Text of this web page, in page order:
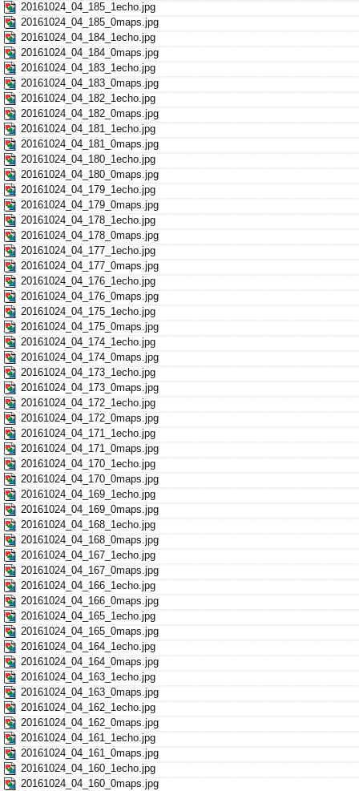
20161024_04_185_1echo.jpg
20161024_04_185_0maps.jpg
20161024_04_184_1echo.jpg
20161024_04_184_0maps.jpg
20161024_04_183_1echo.jpg
20161024_04_183_0maps.jpg
20161024_04_182_1echo.jpg
20161024_04_182_0maps.jpg
20161024_04_181_1echo.jpg
20161024_04_181_0maps.jpg
20161024_04_180_1echo.jpg
20161024_04_180_0maps.jpg
20161024_04_179_1echo.jpg
20161024_04_179_0maps.jpg
20161024_04_178_1echo.jpg
20161024_04_178_0maps.jpg
20161024_04_177_1echo.jpg
20161024_04_177_0maps.jpg
20161024_04_176_1echo.jpg
20161024_04_176_0maps.jpg
20161024_04_175_1echo.jpg
20161024_04_175_0maps.jpg
20161024_04_174_1echo.jpg
20161024_04_174_0maps.jpg
20161024_04_173_1echo.jpg
20161024_04_173_0maps.jpg
20161024_04_172_1echo.jpg
20161024_04_172_0maps.jpg
20161024_04_171_1echo.jpg
20161024_04_171_0maps.jpg
20161024_04_170_1echo.jpg
20161024_04_170_0maps.jpg
20161024_04_169_1echo.jpg
20161024_04_169_0maps.jpg
20161024_04_168_1echo.jpg
20161024_04_168_0maps.jpg
20161024_04_167_1echo.jpg
20161024_04_167_0maps.jpg
20161024_04_166_1echo.jpg
20161024_04_166_0maps.jpg
20161024_04_165_1echo.jpg
20161024_04_165_0maps.jpg
20161024_04_164_1echo.jpg
20161024_04_164_0maps.jpg
20161024_04_163_1echo.jpg
20161024_04_163_0maps.jpg
20161024_04_162_1echo.jpg
20161024_04_162_0maps.jpg
20161024_04_161_1echo.jpg
20161024_04_161_0maps.jpg
20161024_04_160_1echo.jpg
20161024_04_160_0maps.jpg